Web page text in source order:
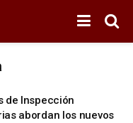
de Inspección
abordan los nuevos